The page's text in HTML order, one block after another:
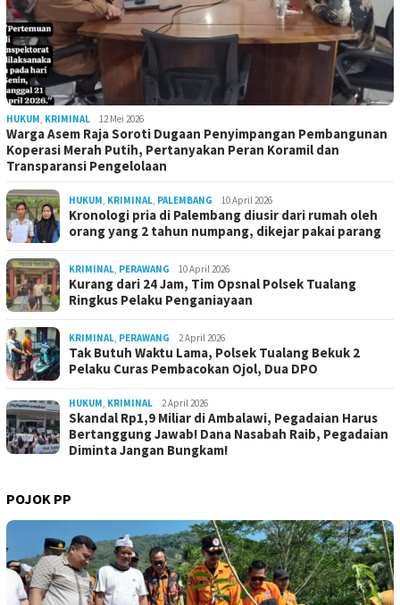
HUKUM, KRIMINAL 12 Mei 2026
Warga Asem Raja Soroti Dugaan Penyimpangan Pembangunan
Koperasi Merah Putih, Pertanyakan Peran Koramil dan
Transparansi Pengelolaan
HUKUM, KRIMINAL, PALEMBANG 10 April 2026
Kronologi pria di Palembang diusir dari rumah oleh
orang yang 2 tahun numpang, dikejar pakai parang
KRIMINAL, PERAWANG 10 April 2026
Kurang dari 24 Jam, Tim Opsnal Polsek Tualang
Ringkus Pelaku Penganiayaan
KRIMINAL, PERAWANG 2 April 2026
Tak Butuh Waktu Lama, Polsek Tualang Bekuk 2
Pelaku Curas Pembacokan Ojol, Dua DPO
HUKUM, KRIMINAL 2 April 2026
Skandal Rp1,9 Miliar di Ambalawi, Pegadaian Harus
Bertanggung Jawab! Dana Nasabah Raib, Pegadaian
Diminta Jangan Bungkam!
POJOK PP